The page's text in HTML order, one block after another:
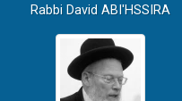
Rabbi David ABI'HSSIRA